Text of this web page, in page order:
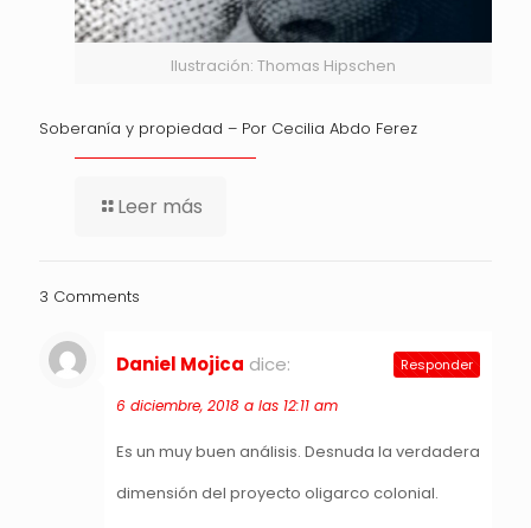
Ilustración: Thomas Hipschen
Soberanía y propiedad – Por Cecilia Abdo Ferez
Leer más
3 Comments
Daniel Mojica dice:
6 diciembre, 2018 a las 12:11 am
Es un muy buen análisis. Desnuda la verdadera
dimensión del proyecto oligarco colonial.
Responder